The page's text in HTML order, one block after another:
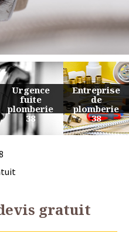
Travaux
de
plomberie
38
Devis
plomberie
38
gratuit